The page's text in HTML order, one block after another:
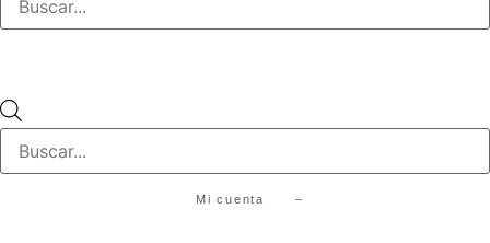
de
productos
Mi cuenta –